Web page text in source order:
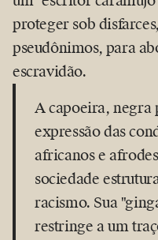
proteger sob
pseudônimos, para
escravidão.
A capoeira, negra
expressão das
africanos e
sociedade
racismo. Sua
restringe a um